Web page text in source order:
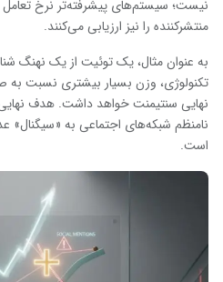
منتشرکننده را نیز ارزیابی می‌کنند.
به عنوان مثال، یک توئیت از یک نهنگ
تکنولوژی، وزن بسیار بیشتری نسبت
نهایی سنتیمنت خواهد داشت. هدف
نامنظم شبکه‌های اجتماعی به «سیگنال»
است.